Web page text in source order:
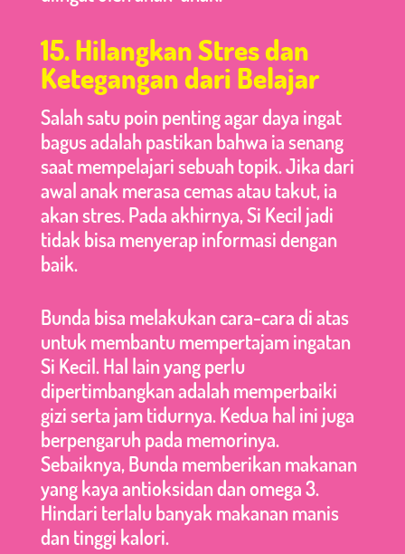
15. Hilangkan Stres dan
Ketegangan dari Belajar
Salah satu poin penting agar daya ingat
bagus adalah pastikan bahwa ia senang
saat mempelajari sebuah topik. Jika dari
awal anak merasa cemas atau takut, ia
akan stres. Pada akhirnya, Si Kecil jadi
tidak bisa menyerap informasi dengan
baik.
Bunda bisa melakukan cara-cara di atas
untuk membantu mempertajam ingatan
Si Kecil. Hal lain yang perlu
dipertimbangkan adalah memperbaiki
gizi serta jam tidurnya. Kedua hal ini juga
berpengaruh pada memorinya.
Sebaiknya, Bunda memberikan makanan
yang kaya antioksidan dan omega 3.
Hindari terlalu banyak makanan manis
dan tinggi kalori.